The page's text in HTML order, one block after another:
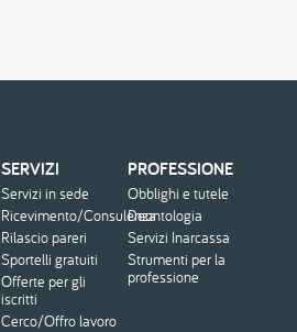
SERVIZI
Servizi in sede
Ricevimento/Consulenza
Rilascio pareri
Sportelli gratuiti
Offerte per gli
iscritti
Cerco/Offro lavoro
PROFESSIONE
Obblighi e tutele
Deontologia
Servizi Inarcassa
Strumenti per la
professione